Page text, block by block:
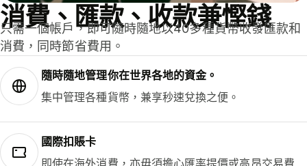
消費、匯款、收款兼慳錢
只需一個帳戶，即可隨時隨地以40多種貨幣收發匯款和
消費，同時節省費用。
隨時隨地管理你在世界各地的資金。
集中管理各種貨幣，兼享秒速兌換之便。
國際扣賬卡